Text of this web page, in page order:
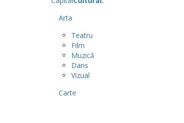
Arta
Teatru
Film
Muzică
Dans
Vizual
Carte